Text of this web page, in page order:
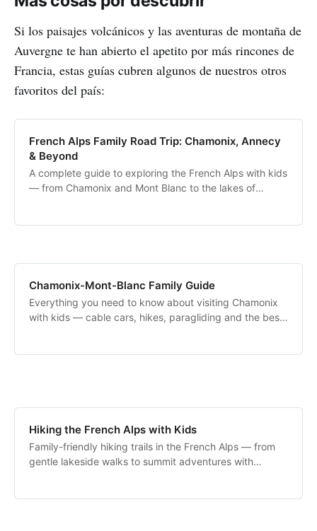
Si los paisajes volcánicos y las aventuras de montaña de
Auvergne te han abierto el apetito por más rincones de
Francia, estas guías cubren algunos de nuestros otros
favoritos del país:
French Alps Family Road Trip: Chamonix, Annecy
& Beyond
A complete guide to exploring the French Alps with kids
— from Chamonix and Mont Blanc to the lakes of
Chamonix-Mont-Blanc Family Guide
Everything you need to know about visiting Chamonix
with kids — cable cars, hikes, paragliding and the best
Hiking the French Alps with Kids
Family-friendly hiking trails in the French Alps — from
gentle lakeside walks to summit adventures with